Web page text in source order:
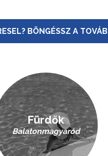
BÖNGÉSSZ A
Fürdők
Balatonmagyaród